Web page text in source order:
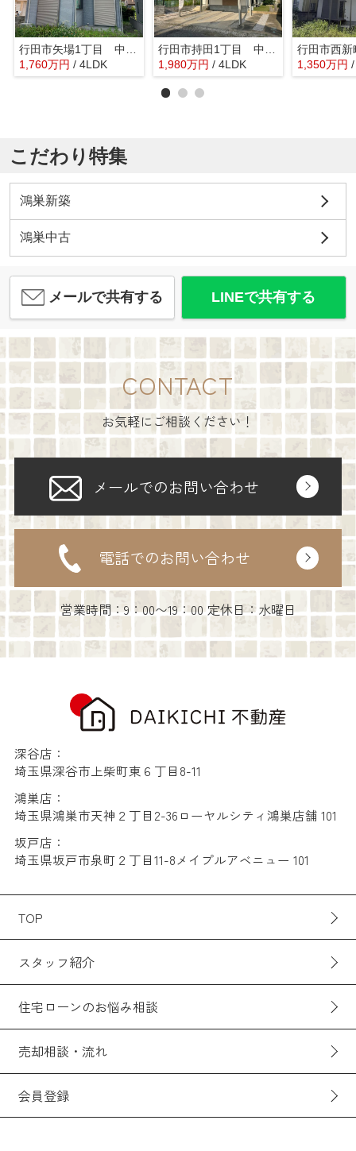
1,760万円 / 4LDK
1,980万円 / 4LDK 1,350万円
こだわり特集
鴻巣新築
鴻巣中古
メールで共有する LINEで共有する
CONTACT
お気軽にご相談ください！
メールでのお問い合わせ
電話でのお問い合わせ
営業時間：9：00〜19：00 定休日：水曜日
深谷店：
埼玉県深谷市上柴町東６丁目8-11
鴻巣店：
埼玉県鴻巣市天神２丁目2-36ローヤルシティ鴻巣店舗 101
坂戸店：
埼玉県坂戸市泉町２丁目11-8メイプルアベニュー 101
TOP
スタッフ紹介
住宅ローンのお悩み相談
売却相談・流れ
会員登録